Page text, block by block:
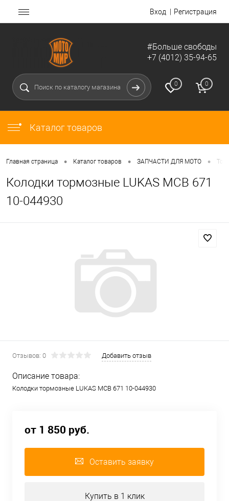
Вход Регистрация
#Больше свободы
+7 (4012) 35-94-65
0 0
Каталог товаров
Главная страница • Каталог товаров • ЗАПЧАСТИ ДЛЯ МОТО •
Колодки тормозные LUKAS MCB 671
10-044930
Отзывов: 0 Добавить отзыв
Описание товара:
Колодки тормозные LUKAS MCB 671 10-044930
от 1 850 руб.
Оставить заявку
Купить в 1 клик